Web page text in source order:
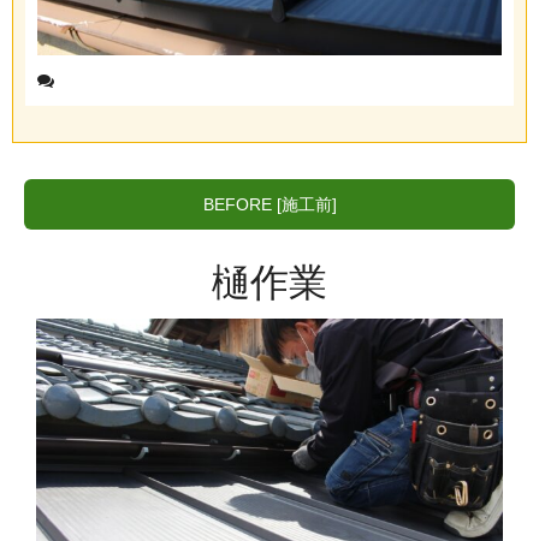
BEFORE [施工前]
樋作業